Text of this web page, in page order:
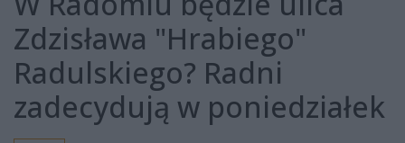
Zdzisława "Hrabiego"
Radulskiego? Radni
zadecydują w poniedziałek